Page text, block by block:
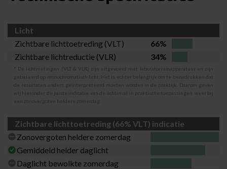
Licht
Zichtbare lichttoetreding (VLT)
66%
Zichtbare lichtreductie (VLR)
34%
* De lichtmetingen (VLT & VLR) zijn uitgevoerd met laboratoriumapparatuur en zijn
gebaseerd op monochromatisch licht. Het is echter belangrijk om te benadrukken dat
de resultaten anders geïnterpreteerd moeten worden in de praktijk. Daarom geven
wij hieronder de juiste indicatie van de lichtinval in praktische toepassingen weer bij
een zonovergoten heldere zomerdag.
Zichtbare lichttoetreding (66% VLT) indicatie
Zonovergoten heldere zomerdag
Gemiddeld helder daglicht
Daglicht bewolkte zomerdag